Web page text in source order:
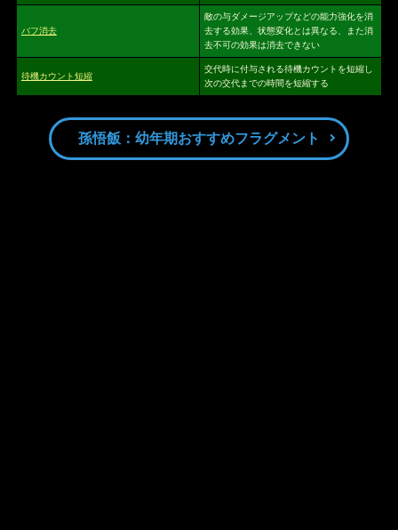
バフ消去
敵の与ダメージアップなどの能力強化を消
去する効果、状態変化とは異なる、また消
去不可の効果は消去できない
待機カウント短縮
交代時に付与される待機カウントを短縮し
次の交代までの時間を短縮する
孫悟飯：幼年期おすすめフラグメント